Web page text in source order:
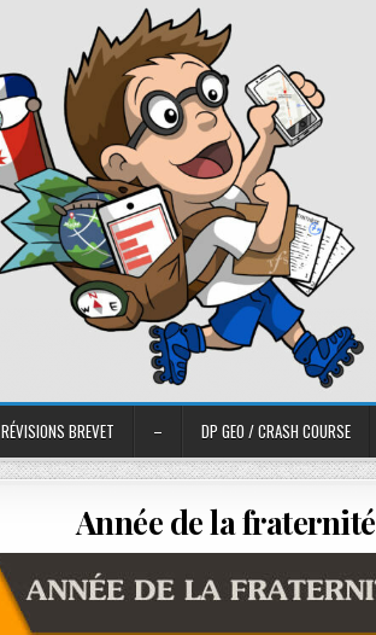
RÉVISIONS BREVET – DP GEO / CRASH COURSE
Année de la fraternité